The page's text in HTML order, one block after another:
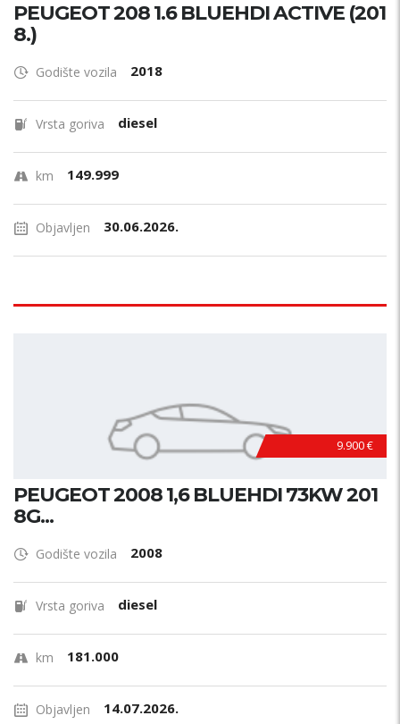
PEUGEOT 208 1.6 BLUEHDI ACTIVE (201
8.)
Godište vozila 2018
Vrsta goriva diesel
km 149.999
Objavljen 30.06.2026.
9.900 €
PEUGEOT 2008 1,6 BLUEHDI 73KW 201
8G...
Godište vozila 2008
Vrsta goriva diesel
km 181.000
Objavljen 14.07.2026.